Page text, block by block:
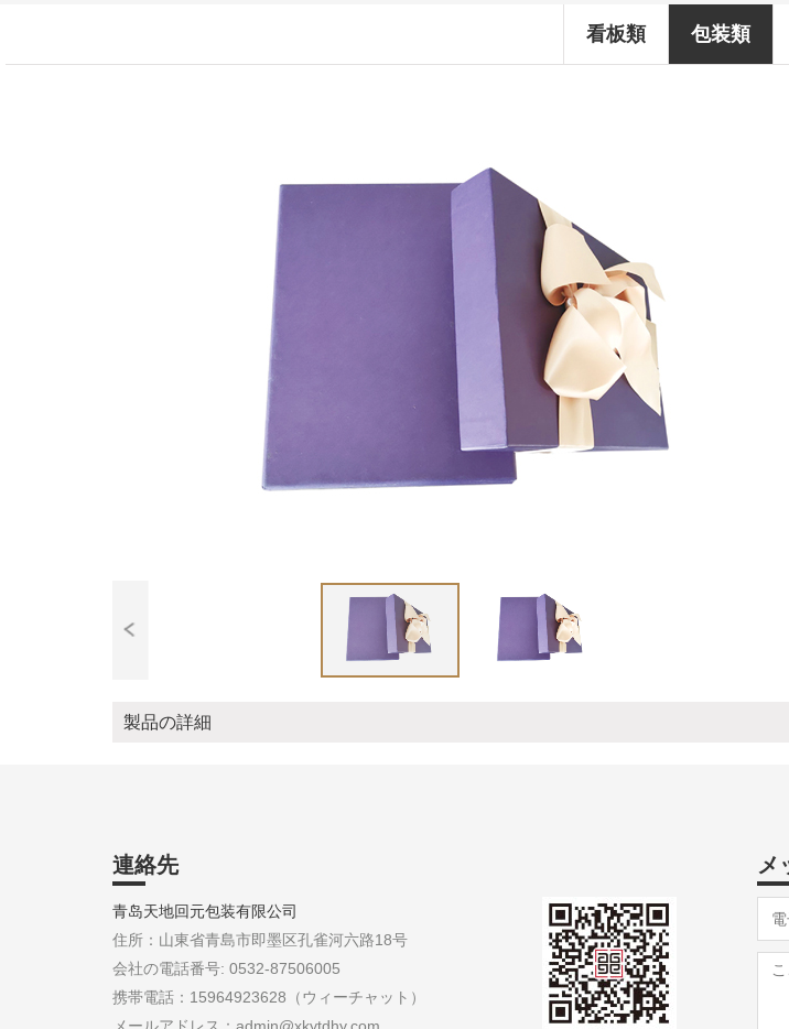
看板類 包装類
製品の詳細
連絡先
青岛天地回元包装有限公司
住所：山東省青島市即墨区孔雀河六路18号
会社の電話番号: 0532-87506005
携帯電話：15964923628（ウィーチャット）
メールアドレス：admin@xkytdhy.com
メ